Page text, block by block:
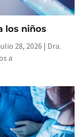
los niños
28, 2026 | Dra.
a